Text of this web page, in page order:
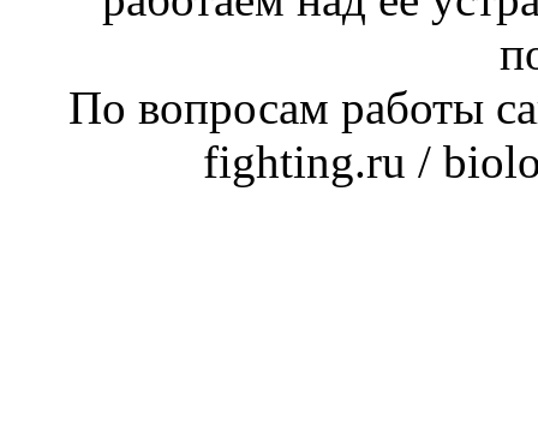
По вопросам работы
fighting.ru /